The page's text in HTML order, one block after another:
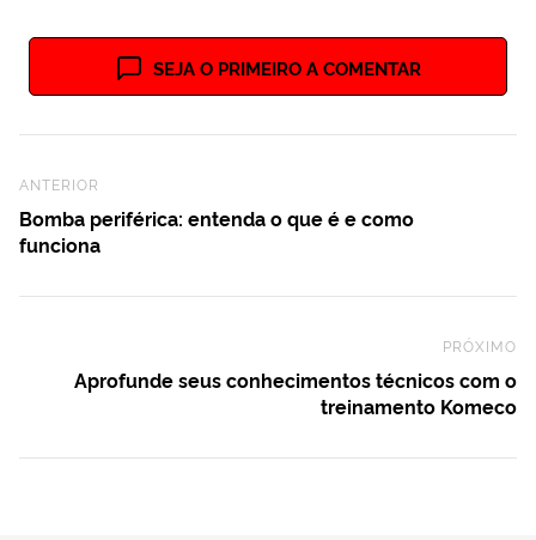
SEJA O PRIMEIRO A COMENTAR
Previous Post
ANTERIOR
Bomba periférica: entenda o que é e como
funciona
PRÓXIMO
Aprofunde seus conhecimentos técnicos com o
treinamento Komeco